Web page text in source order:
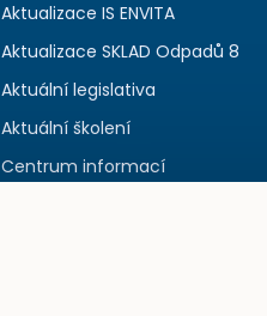
Aktualizace IS ENVITA
Aktualizace SKLAD Odpadů 8
Aktuální legislativa
Aktuální školení
Centrum informací